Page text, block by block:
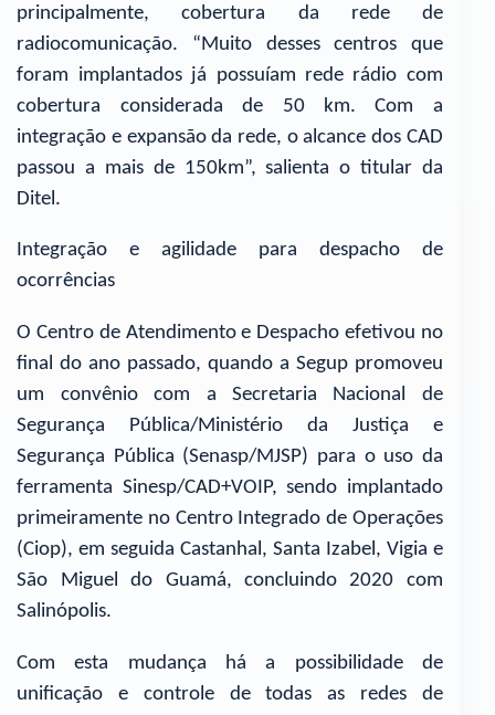
principalmente, cobertura da rede de
radiocomunicação. “Muito desses centros que
foram implantados já possuíam rede rádio com
cobertura considerada de 50 km. Com a
integração e expansão da rede, o alcance dos CAD
passou a mais de 150km”, salienta o titular da
Ditel.
Integração e agilidade para despacho de
ocorrências
O Centro de Atendimento e Despacho efetivou no
final do ano passado, quando a Segup promoveu
um convênio com a Secretaria Nacional de
Segurança Pública/Ministério da Justiça e
Segurança Pública (Senasp/MJSP) para o uso da
ferramenta Sinesp/CAD+VOIP, sendo implantado
primeiramente no Centro Integrado de Operações
(Ciop), em seguida Castanhal, Santa Izabel, Vigia e
São Miguel do Guamá, concluindo 2020 com
Salinópolis.
Com esta mudança há a possibilidade de
unificação e controle de todas as redes de